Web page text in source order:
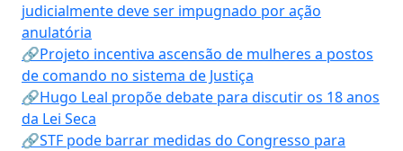
judicialmente deve ser impugnado por ação
anulatória
🔗Projeto incentiva ascensão de mulheres a postos
de comando no sistema de Justiça
🔗Hugo Leal propõe debate para discutir os 18 anos
da Lei Seca
🔗STF pode barrar medidas do Congresso para